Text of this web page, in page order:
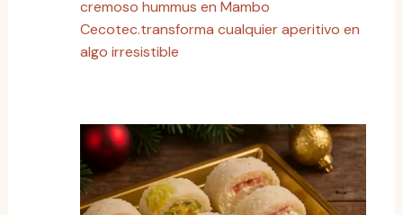
cremoso hummus en Mambo
Cecotec.transforma cualquier aperitivo en
algo irresistible